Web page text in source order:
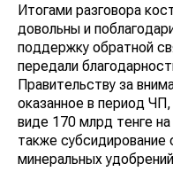
Итогами разговора
довольны и
поддержку обратной
передали
Правительству за
оказанное в период
виде 170 млрд тенге
также
минеральных